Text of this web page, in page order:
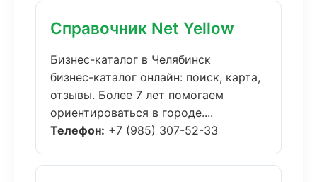
Справочник Net Yellow
Бизнес-каталог в Челябинск
бизнес-каталог онлайн: поиск, карта,
отзывы. Более 7 лет помогаем
ориентироваться в городе....
Телефон: +7 (985) 307-52-33